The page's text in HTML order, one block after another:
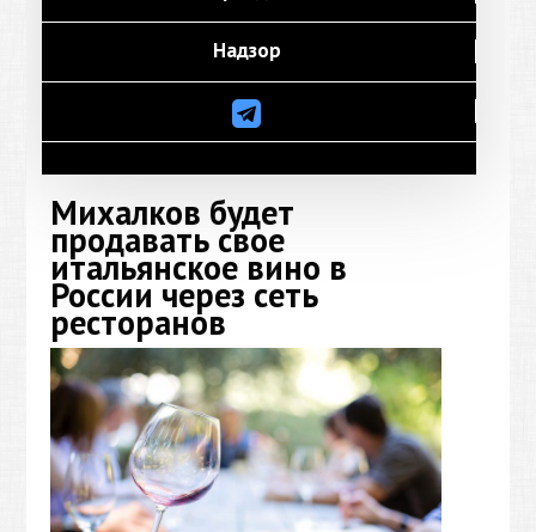
Надзор
Михалков будет
продавать свое
итальянское вино в
России через сеть
ресторанов